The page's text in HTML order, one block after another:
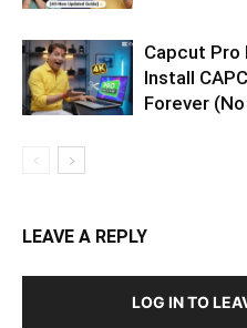
Capcut
Install
Forever
LEAVE A REPLY
LOG IN TO